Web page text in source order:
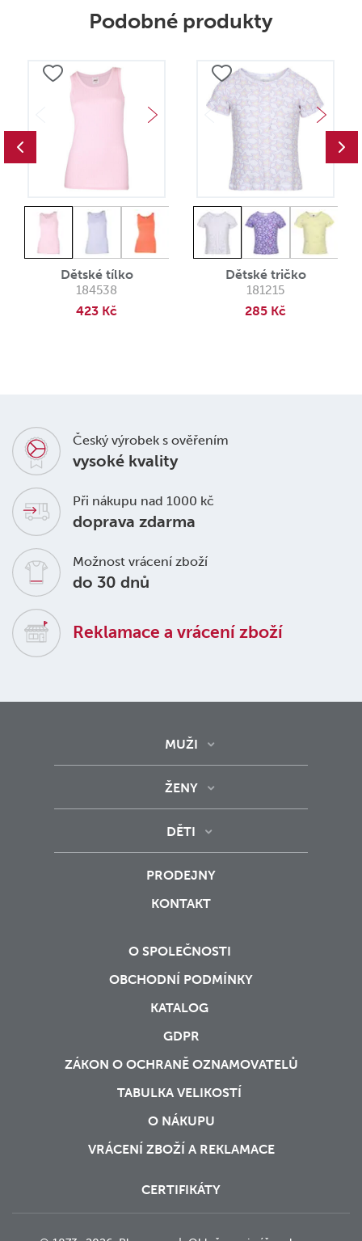
Podobné produkty
Dětské tílko
184538
423 Kč
Dětské tričko
181215
285 Kč
Český výrobek s ověřením
vysoké kvality
Při nákupu nad 1000 kč
doprava zdarma
Možnost vrácení zboží
do 30 dnů
Reklamace a vrácení zboží
MUŽI
ŽENY
DĚTI
PRODEJNY
KONTAKT
O SPOLEČNOSTI
OBCHODNÍ PODMÍNKY
KATALOG
GDPR
ZÁKON O OCHRANĚ OZNAMOVATELŮ
TABULKA VELIKOSTÍ
O NÁKUPU
VRÁCENÍ ZBOŽÍ A REKLAMACE
CERTIFIKÁTY